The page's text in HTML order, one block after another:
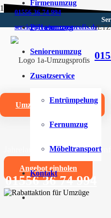
01556 36 74 994
service@1a-umzugsprofis.de
Firmenumzug
Privatumzug
Seniorenumzug
Zusatzservice
Entrümpelung
Fernumzug
Möbeltransport
Kontakt
Umzugskostenrechner
Wir sind Ihr kompetentes
Zuverlässige und
Jahrelange Erfahrung und
Angebot einholen
01556 36 74 994